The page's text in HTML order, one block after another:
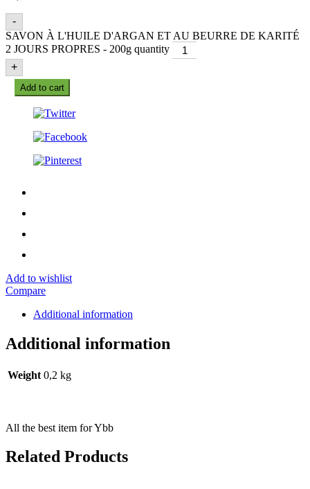
-
SAVON À L'HUILE D'ARGAN ET AU BEURRE DE KARITÉ
2 JOURS PROPRES - 200g quantity
+
Add to cart
Add to wishlist
Compare
Additional information
Additional information
Weight 0,2 kg
All the best item for Ybb
Related Products